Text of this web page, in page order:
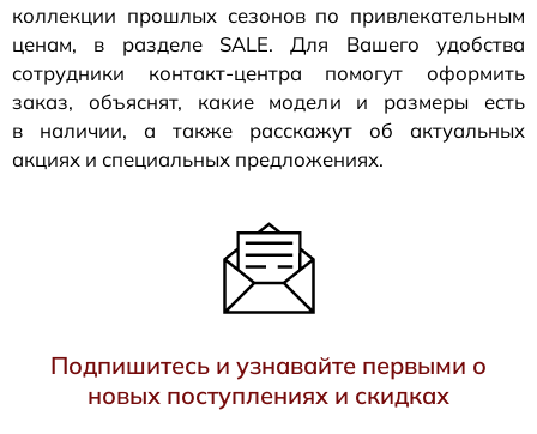
коллекции прошлых сезонов по привлекательным
ценам, в разделе SALE. Для Вашего удобства
сотрудники контакт-центра помогут оформить
заказ, объяснят, какие модели и размеры есть
в наличии, а также расскажут об актуальных
акциях и специальных предложениях.
Подпишитесь и узнавайте первыми о
новых поступлениях и скидках